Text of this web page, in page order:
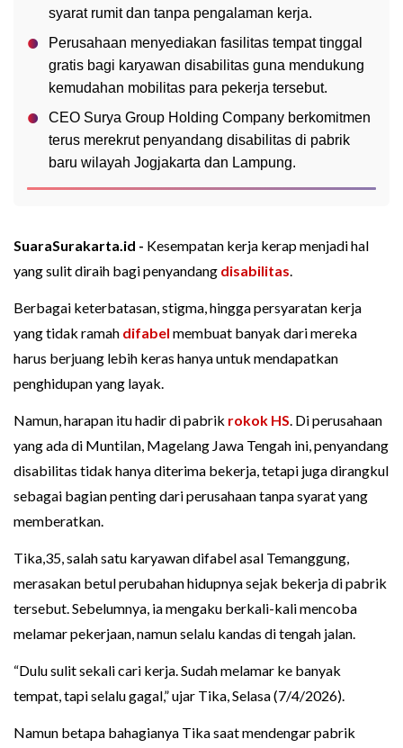
syarat rumit dan tanpa pengalaman kerja.
Perusahaan menyediakan fasilitas tempat tinggal
gratis bagi karyawan disabilitas guna mendukung
kemudahan mobilitas para pekerja tersebut.
CEO Surya Group Holding Company berkomitmen
terus merekrut penyandang disabilitas di pabrik
baru wilayah Jogjakarta dan Lampung.
SuaraSurakarta.id - Kesempatan kerja kerap menjadi hal
yang sulit diraih bagi penyandang disabilitas.
Berbagai keterbatasan, stigma, hingga persyaratan kerja
yang tidak ramah difabel membuat banyak dari mereka
harus berjuang lebih keras hanya untuk mendapatkan
penghidupan yang layak.
Namun, harapan itu hadir di pabrik rokok HS. Di perusahaan
yang ada di Muntilan, Magelang Jawa Tengah ini, penyandang
disabilitas tidak hanya diterima bekerja, tetapi juga dirangkul
sebagai bagian penting dari perusahaan tanpa syarat yang
memberatkan.
Tika,35, salah satu karyawan difabel asal Temanggung,
merasakan betul perubahan hidupnya sejak bekerja di pabrik
tersebut. Sebelumnya, ia mengaku berkali-kali mencoba
melamar pekerjaan, namun selalu kandas di tengah jalan.
“Dulu sulit sekali cari kerja. Sudah melamar ke banyak
tempat, tapi selalu gagal,” ujar Tika, Selasa (7/4/2026).
Namun betapa bahagianya Tika saat mendengar pabrik